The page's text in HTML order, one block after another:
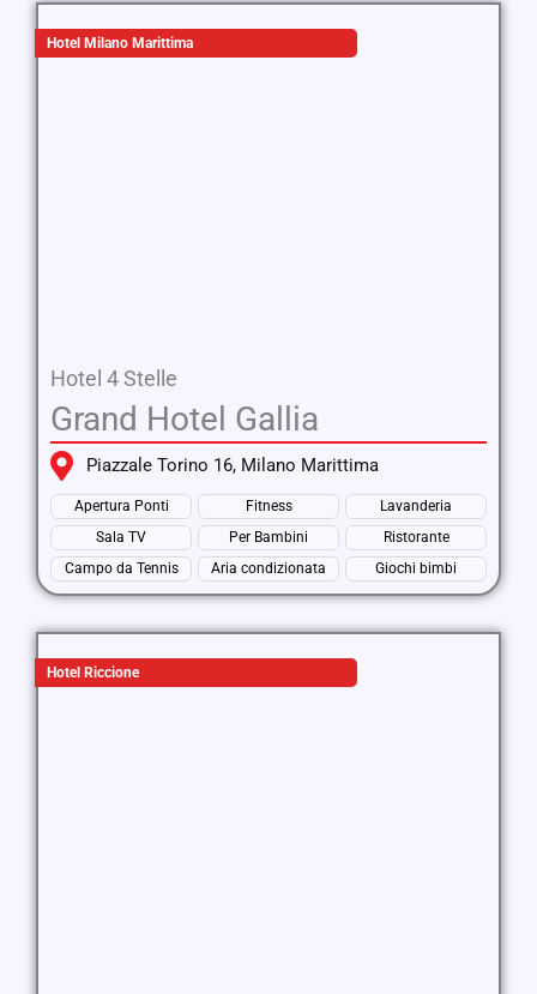
Hotel Milano Marittima
Hotel 4 Stelle
Grand Hotel Gallia
Piazzale Torino 16, Milano Marittima
Apertura Ponti Fitness
Lavanderia
Sala TV
Per Bambini
Ristorante
Campo da Tennis
Aria condizionata Giochi bimbi
Hotel Riccione